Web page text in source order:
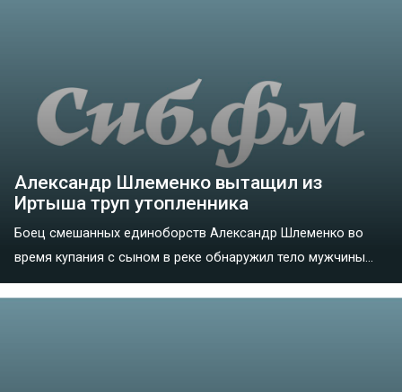
Александр Шлеменко вытащил из
Иртыша труп утопленника
Боец смешанных единоборств Александр Шлеменко во
время купания с сыном в реке обнаружил тело мужчины...